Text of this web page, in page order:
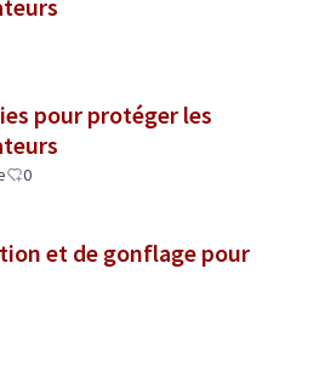
pour protéger les
0
et de gonflage pour